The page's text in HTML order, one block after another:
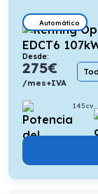
Automático
Desde:
275€
/mes+IVA
145cv